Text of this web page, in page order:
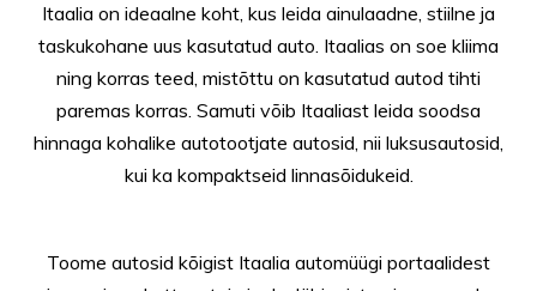
Itaalia on ideaalne koht, kus leida ainulaadne, stiilne ja
taskukohane uus kasutatud auto. Itaalias on soe kliima
ning korras teed, mistõttu on kasutatud autod tihti
paremas korras. Samuti võib Itaaliast leida soodsa
hinnaga kohalike autotootjate autosid, nii luksusautosid,
kui ka kompaktseid linnasõidukeid.
Toome autosid kõigist Itaalia automüügi portaalidest